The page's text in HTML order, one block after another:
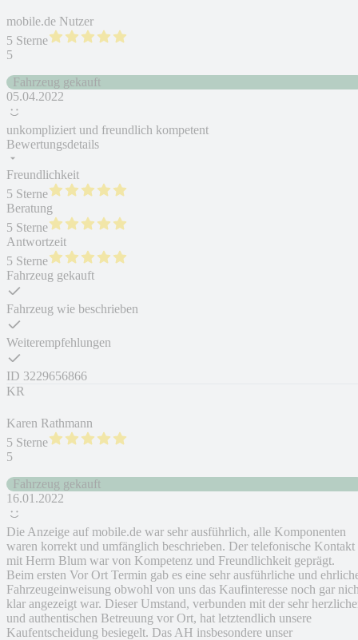
mobile.de Nutzer
5 Sterne
5
Fahrzeug gekauft
05.04.2022
unkompliziert und freundlich kompetent
Bewertungsdetails
Freundlichkeit
5 Sterne
Beratung
5 Sterne
Antwortzeit
5 Sterne
Fahrzeug gekauft
Fahrzeug wie beschrieben
Weiterempfehlungen
ID 3229656866
KR
Karen Rathmann
5 Sterne
5
Fahrzeug gekauft
16.01.2022
Die Anzeige auf mobile.de war sehr ausführlich, alle Komponenten
waren korrekt und umfänglich beschrieben. Der telefonische Kontakt
mit Herrn Blum war von Kompetenz und Freundlichkeit geprägt.
Beim ersten Vor Ort Termin gab es eine sehr ausführliche und
Fahrzeugeinweisung obwohl von uns das Kaufinteresse noch gar
klar angezeigt war. Dieser Umstand, verbunden mit der sehr
und authentischen Betreuung vor Ort, hat letztendlich unsere
Kaufentscheidung besiegelt. Das AH insbesondere unser